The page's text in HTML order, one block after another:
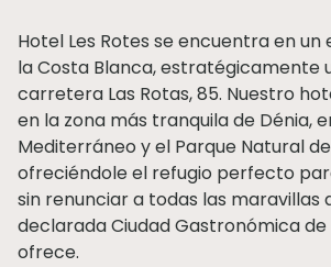
Hotel Les Rotes se encuentra en un
la Costa Blanca, estratégicamente
carretera Las Rotas, 85. Nuestro
en la zona más tranquila de Dénia,
Mediterráneo y el Parque Natural
ofreciéndole el refugio perfecto
sin renunciar a todas las maravillas
declarada Ciudad Gastronómica de
ofrece.